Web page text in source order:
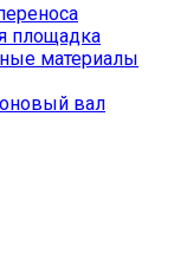
площадка
материалы
вал